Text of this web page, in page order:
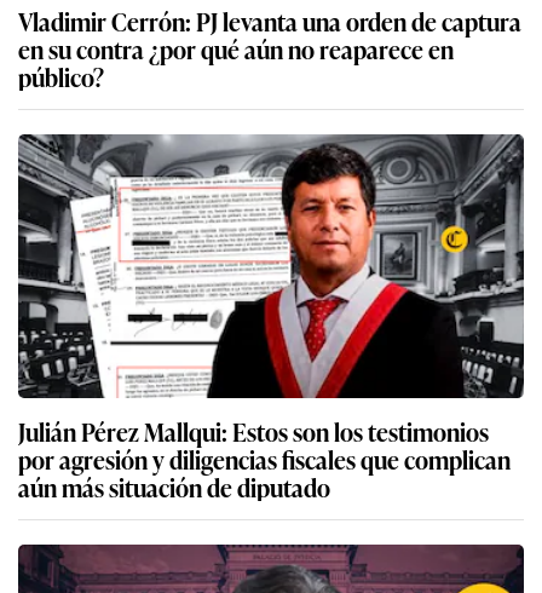
Vladimir Cerrón: PJ levanta una orden de captura
en su contra ¿por qué aún no reaparece en
público?
Julián Pérez Mallqui: Estos son los testimonios
por agresión y diligencias fiscales que complican
aún más situación de diputado